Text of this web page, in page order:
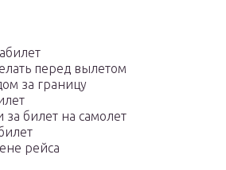
перед вылетом
за границу
за билет на самолет
рейса